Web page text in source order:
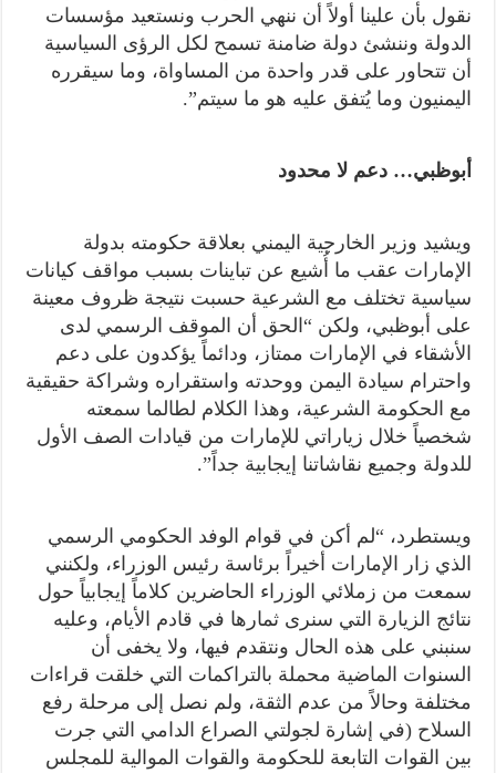
نقول بأن علينا أولاً أن ننهي الحرب ونستعيد مؤسسات
الدولة وننشئ دولة ضامنة تسمح لكل الرؤى السياسية
أن تتحاور على قدر واحدة من المساواة، وما سيقرره
اليمنيون وما يُتفق عليه هو ما سيتم”.
أبوظبي… دعم لا محدود
ويشيد وزير الخارجية اليمني بعلاقة حكومته بدولة
الإمارات عقب ما أُشيع عن تباينات بسبب مواقف كيانات
سياسية تختلف مع الشرعية حسبت نتيجة ظروف معينة
على أبوظبي، ولكن “الحق أن الموقف الرسمي لدى
الأشقاء في الإمارات ممتاز، ودائماً يؤكدون على دعم
واحترام سيادة اليمن ووحدته واستقراره وشراكة حقيقية
مع الحكومة الشرعية، وهذا الكلام لطالما سمعته
شخصياً خلال زياراتي للإمارات من قيادات الصف الأول
للدولة وجميع نقاشاتنا إيجابية جداً”.
ويستطرد، “لم أكن في قوام الوفد الحكومي الرسمي
الذي زار الإمارات أخيراً برئاسة رئيس الوزراء، ولكنني
سمعت من زملائي الوزراء الحاضرين كلاماً إيجابياً حول
نتائج الزيارة التي سنرى ثمارها في قادم الأيام، وعليه
سنبني على هذه الحال ونتقدم فيها، ولا يخفى أن
السنوات الماضية محملة بالتراكمات التي خلقت قراءات
مختلفة وحالاً من عدم الثقة، ولم نصل إلى مرحلة رفع
السلاح (في إشارة لجولتي الصراع الدامي التي جرت
بين القوات التابعة للحكومة والقوات الموالية للمجلس